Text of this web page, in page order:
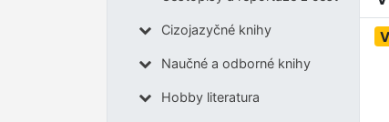
Cizojazyčné knihy
Naučné a odborné knihy
Hobby literatura